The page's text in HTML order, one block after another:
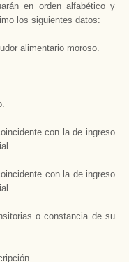
en orden alfabético y
los siguientes datos:
alimentario moroso.
con la de ingreso
con la de ingreso
o constancia de su